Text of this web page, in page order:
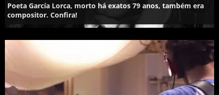
Poeta García Lorca, morto há exatos 79 anos, também era
compositor. Confira!